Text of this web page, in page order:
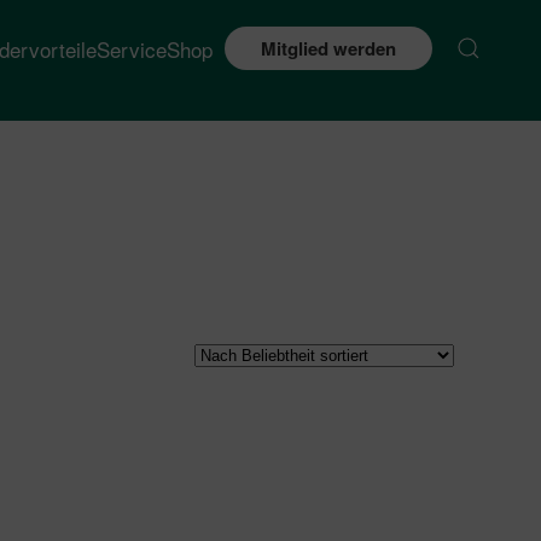
ServiceShop Mitglied werden